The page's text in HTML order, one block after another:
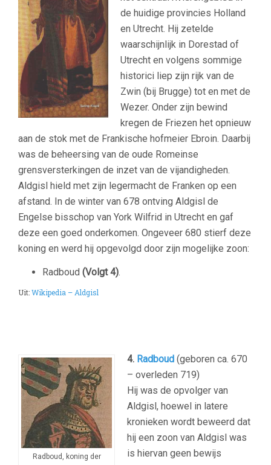
de huidige provincies Holland
en Utrecht. Hij zetelde
waarschijnlijk in Dorestad of
Utrecht en volgens sommige
historici liep zijn rijk van de
Zwin (bij Brugge) tot en met de
Wezer. Onder zijn bewind
kregen de Friezen het opnieuw
aan de stok met de Frankische hofmeier Ebroin. Daarbij
was de beheersing van de oude Romeinse
grensversterkingen de inzet van de vijandigheden.
Aldgisl hield met zijn legermacht de Franken op een
afstand. In de winter van 678 ontving Aldgisl de
Engelse bisschop van York Wilfrid in Utrecht en gaf
deze een goed onderkomen. Ongeveer 680 stierf deze
koning en werd hij opgevolgd door zijn mogelijke zoon:
Radboud (Volgt 4).
Uit:Wikipedia – Aldgisl
Radboud, koning der
4. Radboud (geboren ca. 670
– overleden 719)
Hij was de opvolger van
Aldgisl, hoewel in latere
kronieken wordt beweerd dat
hij een zoon van Aldgisl was
is hiervan geen bewijs